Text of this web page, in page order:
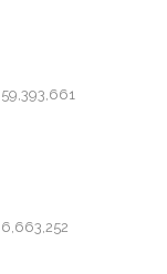
59,393,661
6,663,252